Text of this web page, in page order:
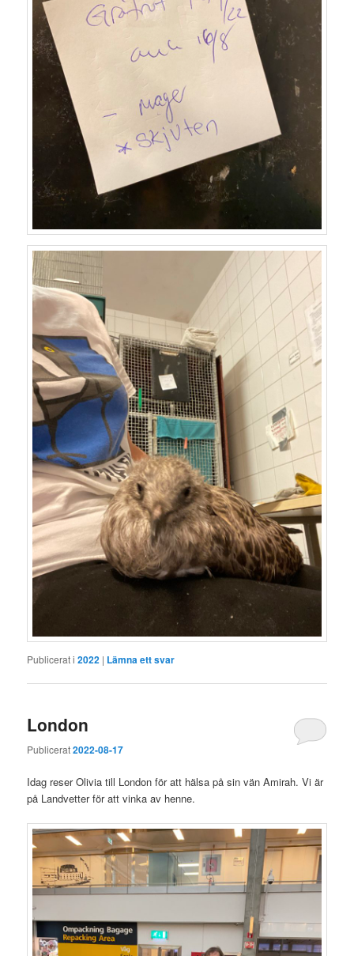
Publicerat i 2022 | Lämna ett svar
London
Publicerat2022-08-17
Idag reser Olivia till London för att hälsa på sin vän Amirah. Vi är
på Landvetter för att vinka av henne.